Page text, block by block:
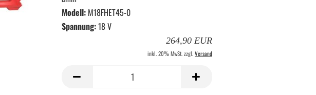
Modell: M18FHET45-0
Spannung:18 V
264,90 EUR
inkl. 20% MwSt. zzgl.Versand